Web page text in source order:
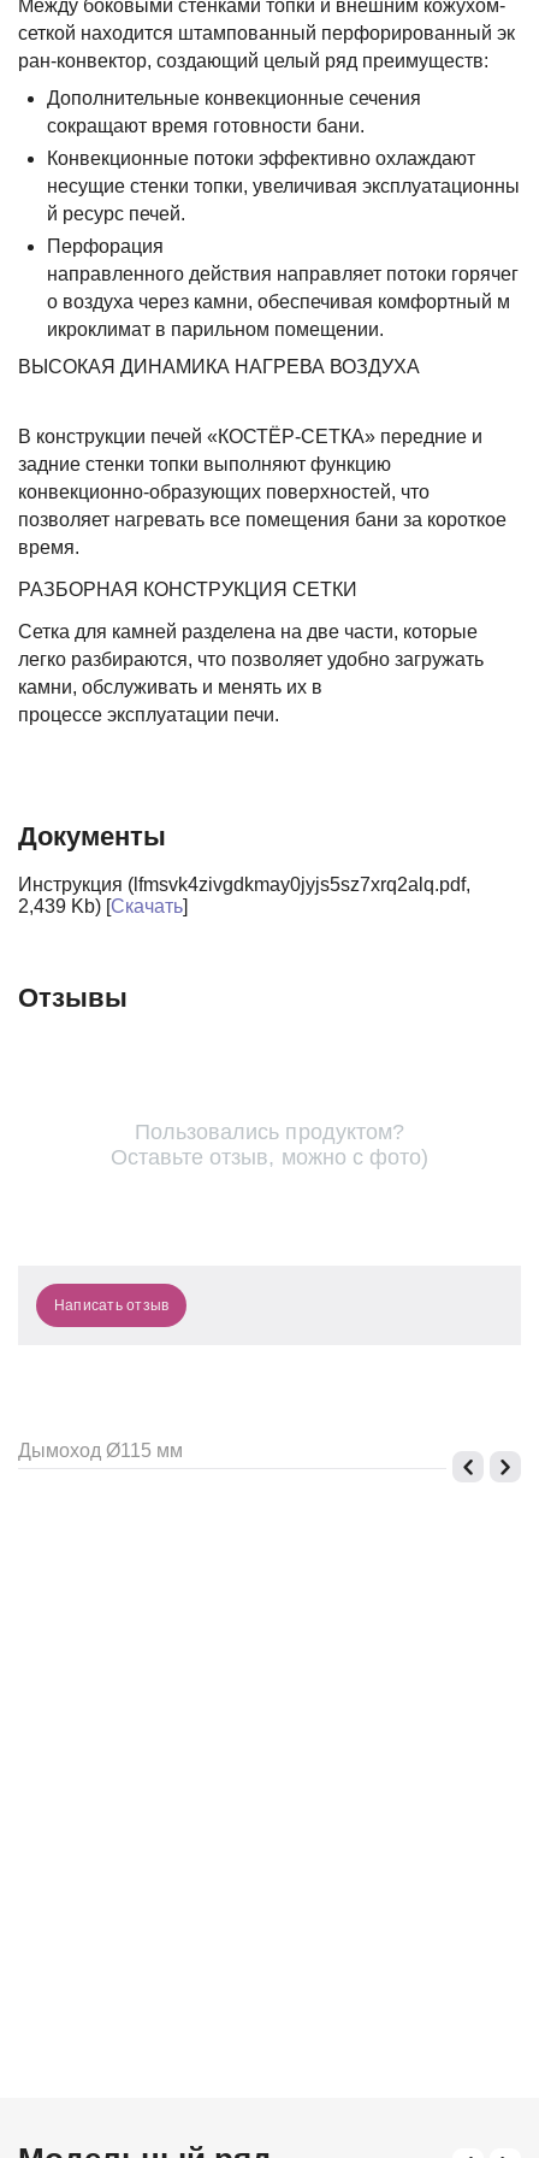
Между боковыми стенками топки и внешним кожухом-
сеткой находится штампованный перфорированный эк
ран-конвектор, создающий целый ряд преимуществ:
Дополнительные конвекционные сечения
сокращают время готовности бани.
Конвекционные потоки эффективно охлаждают
несущие стенки топки, увеличивая эксплуатационны
й ресурс печей.
Перфорация
направленного действия направляет потоки горячег
о воздуха через камни, обеспечивая комфортный м
икроклимат в парильном помещении.
ВЫСОКАЯ ДИНАМИКА НАГРЕВА ВОЗДУХА
В конструкции печей «КОСТЁР-СЕТКА» передние и
задние стенки топки выполняют функцию
конвекционно-образующих поверхностей, что
позволяет нагревать все помещения бани за короткое
время.
РАЗБОРНАЯ КОНСТРУКЦИЯ СЕТКИ
Сетка для камней разделена на две части, которые
легко разбираются, что позволяет удобно загружать
камни, обслуживать и менять их в
процессе эксплуатации печи.
Документы
Инструкция (lfmsvk4zivgdkmay0jyjs5sz7xrq2alq.pdf,
2,439 Kb) [Скачать]
Отзывы
Пользовались продуктом?
Оставьте отзыв, можно с фото)
Написать отзыв
Дымоход Ø115 мм